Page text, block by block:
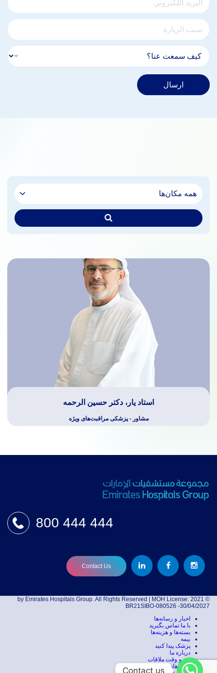
ارسال
استاد یار، دکتر حسین الرحمه
مشاور - پزشکی مراقبت‌های ویژه
800 444 444
Contact Us
© 2021 by Emirates Hospitals Group. All Rights Reserved | MOH License:
BR21SIBO-080526 -30/04/2027
اخبار و رسانه‌ها
با ما تماس بگیرید
بسته‌ها و هزینه‌ها
بیمه
پزشک پیدا کنید
درباره ما
رزرو وقت ملاقات
رشته‌های تخصصی پزشکی
Contact us